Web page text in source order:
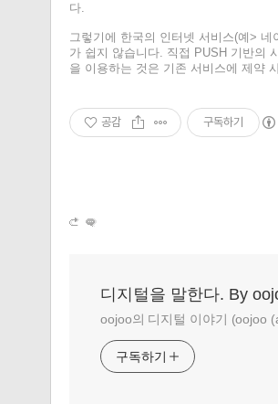
다.
그렇기에 한국의 인터넷 서비스(예>
가 쉽지 않습니다. 직접 PUSH 기반의
을 이용하는 것은 기존 서비스에 제약
공감 구독하기
디지털을 말한다. By
oojoo의 디지털 이야기 (oojoo
구독하기